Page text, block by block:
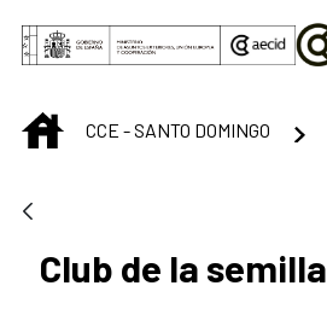
Saltar al contenido principal
INICIOCCE - SANTO DOMINGO
Club de la semilla